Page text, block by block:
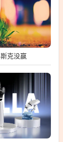
克没赢